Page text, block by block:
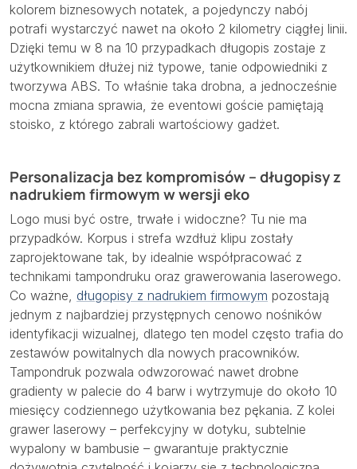
kolorem biznesowych notatek, a pojedynczy nabój
potrafi wystarczyć nawet na około 2 kilometry ciągłej linii.
Dzięki temu w 8 na 10 przypadkach długopis zostaje z
użytkownikiem dłużej niż typowe, tanie odpowiedniki z
tworzywa ABS. To właśnie taka drobna, a jednocześnie
mocna zmiana sprawia, że eventowi goście pamiętają
stoisko, z którego zabrali wartościowy gadżet.
Personalizacja bez kompromisów – długopisy z
nadrukiem firmowym w wersji eko
Logo musi być ostre, trwałe i widoczne? Tu nie ma
przypadków. Korpus i strefa wzdłuż klipu zostały
zaprojektowane tak, by idealnie współpracować z
technikami tampondruku oraz grawerowania laserowego.
Co ważne, długopisy z nadrukiem firmowym pozostają
jednym z najbardziej przystępnych cenowo nośników
identyfikacji wizualnej, dlatego ten model często trafia do
zestawów powitalnych dla nowych pracowników.
Tampondruk pozwala odwzorować nawet drobne
gradienty w palecie do 4 barw i wytrzymuje do około 10
miesięcy codziennego użytkowania bez pękania. Z kolei
grawer laserowy – perfekcyjny w dotyku, subtelnie
wypalony w bambusie – gwarantuje praktycznie